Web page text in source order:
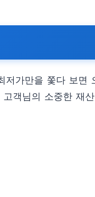
저가만을 쫓다 보면
객님의 소중한 재